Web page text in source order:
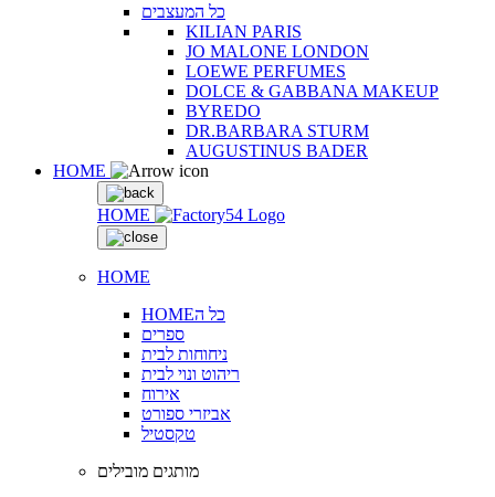
כל המעצבים
KILIAN PARIS
JO MALONE LONDON
LOEWE PERFUMES
DOLCE & GABBANA MAKEUP
BYREDO
DR.BARBARA STURM
AUGUSTINUS BADER
HOME
HOME
HOME
HOMEכל ה
ספרים
ניחוחות לבית
ריהוט ונוי לבית
אירוח
אביזרי ספורט
טקסטיל
מותגים מובילים